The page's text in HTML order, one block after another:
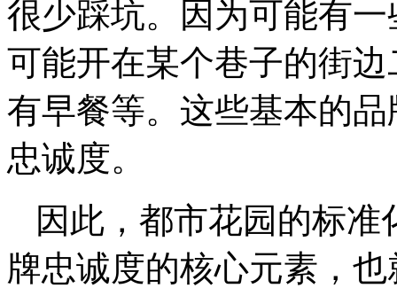
很少踩坑。因为可能有
可能开在某个巷子的街
有早餐等。这些基本的
忠诚度。
因此，都市花园的标
牌忠诚度的核心元素，